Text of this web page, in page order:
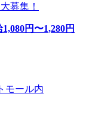
募集！
1,080円〜1,280円
モール内